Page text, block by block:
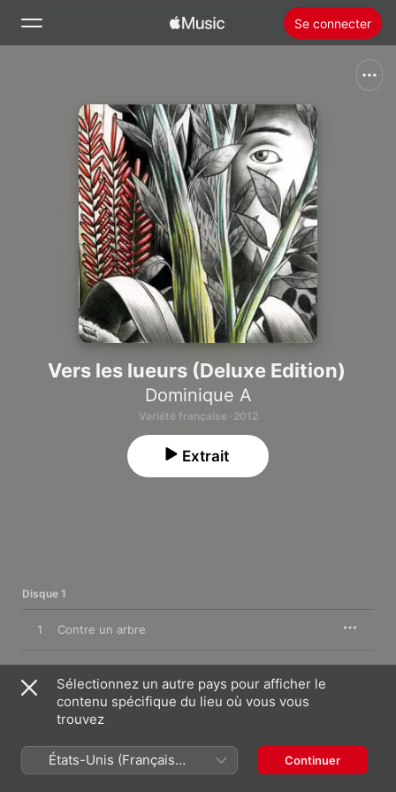
Se connecter
Accueil
Nouveautés
Radio
Installer Apple Music
Vers les lueurs (Deluxe Edition)
Dominique A
Variété française · 2012
Extrait
Disque 1
1 Contre un arbre
Ostinato
4 Parce que tu étais là
Sélectionnez un autre pays pour afficher le
contenu spécifique du lieu où vous vous
trouvez
États-Unis (Français
France)
Continuer